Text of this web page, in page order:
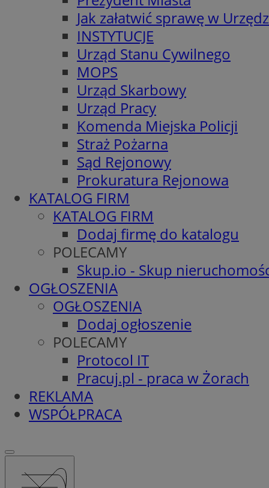
Jak załatwić sprawę w
INSTYTUCJE
Urząd Stanu Cywilnego
MOPS
Urząd Skarbowy
Urząd Pracy
Komenda Miejska Policji
Straż Pożarna
Sąd Rejonowy
Prokuratura Rejonowa
KATALOG FIRM
KATALOG FIRM
Dodaj firmę do katalogu
POLECAMY
Skup.io - Skup
OGŁOSZENIA
OGŁOSZENIA
Dodaj ogłoszenie
POLECAMY
Protocol IT
Pracuj.pl - praca w Żorach
REKLAMA
WSPÓŁPRACA